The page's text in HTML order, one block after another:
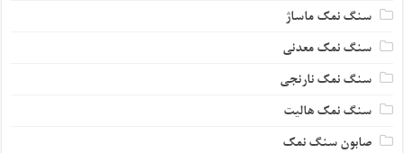
سنگ نمک ماساژ
سنگ نمک معدنی
سنگ نمک نارنجی
سنگ نمک هالیت
صابون سنگ نمک